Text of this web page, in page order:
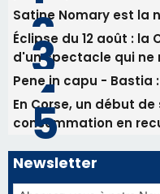
05/08/2026 09:53
Biguglia : messe de
procession le 14 août
Les plus lus
Éclipse du 12 août :
profiter pleinement